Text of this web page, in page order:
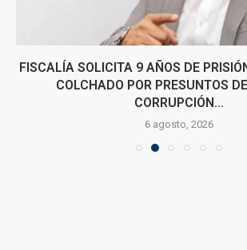
FISCALÍA SOLICITA 9 AÑOS DE
COLCHADO POR PRESUNTOS
CORRUPCIÓN...
6 agosto, 2026